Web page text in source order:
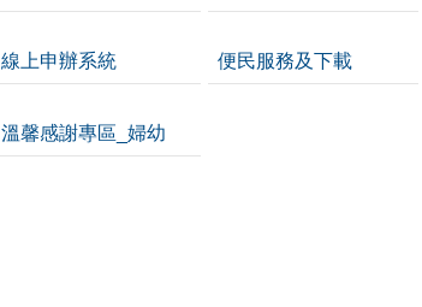
線上申辦系統 便民服務及下載
溫馨感謝專區_婦幼